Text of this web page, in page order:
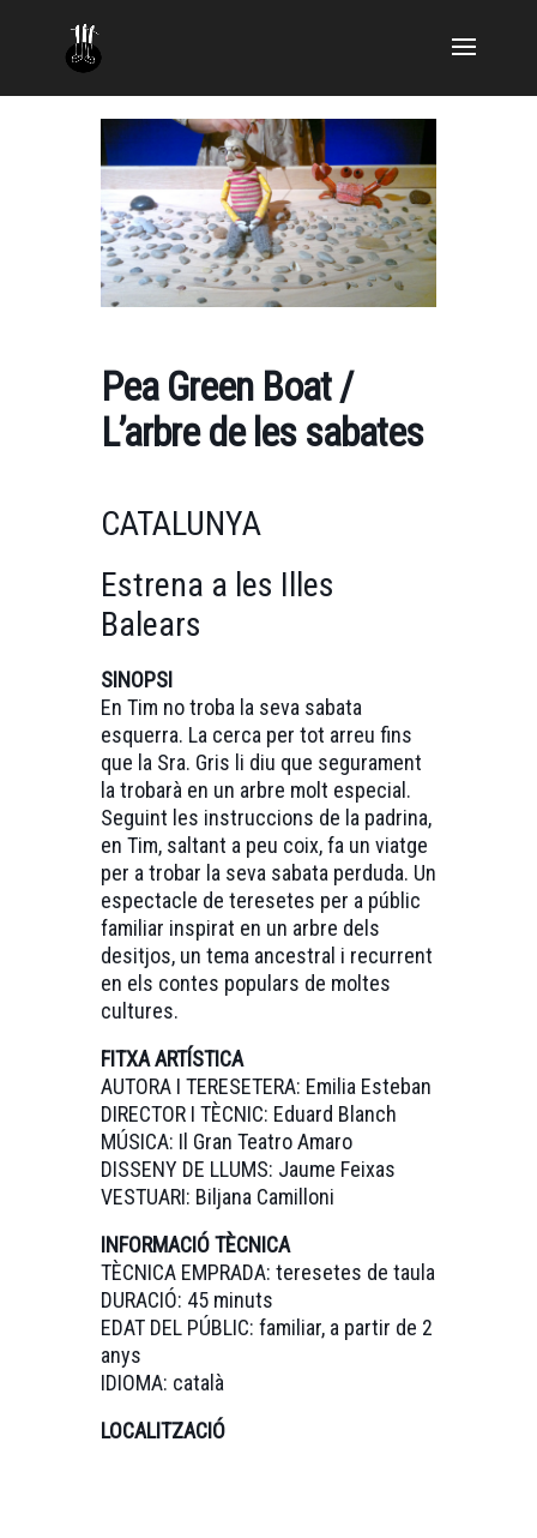
Pea Green Boat /
L’arbre de les sabates
CATALUNYA
Estrena a les Illes
Balears
SINOPSI
En Tim no troba la seva sabata
esquerra. La cerca per tot arreu fins
que la Sra. Gris li diu que segurament
la trobarà en un arbre molt especial.
Seguint les instruccions de la padrina,
en Tim, saltant a peu coix, fa un viatge
per a trobar la seva sabata perduda. Un
espectacle de teresetes per a públic
familiar inspirat en un arbre dels
desitjos, un tema ancestral i recurrent
en els contes populars de moltes
cultures.
FITXA ARTÍSTICA
AUTORA I TERESETERA: Emilia Esteban
DIRECTOR I TÈCNIC: Eduard Blanch
MÚSICA: Il Gran Teatro Amaro
DISSENY DE LLUMS: Jaume Feixas
VESTUARI: Biljana Camilloni
INFORMACIÓ TÈCNICA
TÈCNICA EMPRADA: teresetes de taula
DURACIÓ: 45 minuts
EDAT DEL PÚBLIC: familiar, a partir de 2
anys
IDIOMA: català
LOCALITZACIÓ